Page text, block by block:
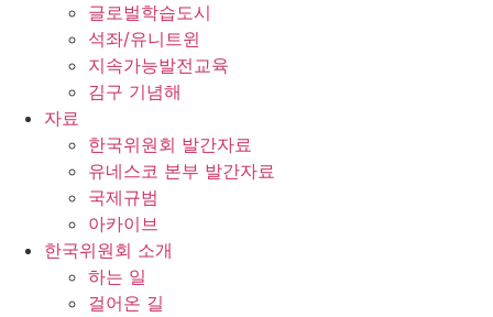
글로벌학습도시
석좌/유니트윈
지속가능발전교육
김구 기념해
자료
한국위원회 발간자료
유네스코 본부 발간자료
국제규범
아카이브
한국위원회 소개
하는 일
걸어온 길